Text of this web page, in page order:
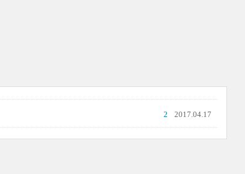
2017.04.17
2